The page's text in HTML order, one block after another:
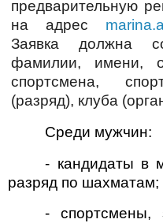
предварительную
на адрес marina.
Заявка должна
фамилии, имени,
спортсмена,
(разряд), клуба
Среди мужчин:
- кандидаты в
разряд по шахматам;
- спортсмены,